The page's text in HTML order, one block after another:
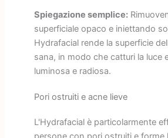
Spiegazione semplice:
superficiale opaco e iniettando
Hydrafacial rende la superficie
sana, in modo che catturi la luce
luminosa e radiosa.
Pori ostruiti e acne lieve
L'Hydrafacial è particolarmente